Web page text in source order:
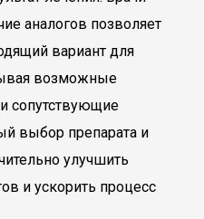
аналогов позволяет
вариант для
возможные
сопутствующие
выбор препарата и
улучшить
и ускорить процесс